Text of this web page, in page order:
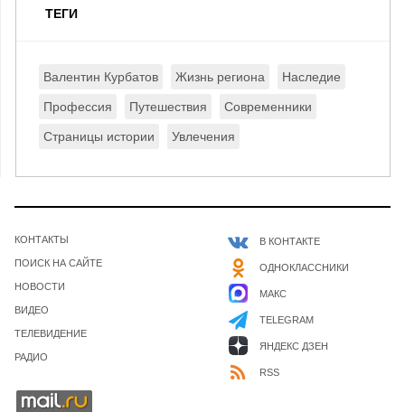
ТЕГИ
Валентин Курбатов Жизнь региона Наследие
Профессия Путешествия Современники
Страницы истории Увлечения
КОНТАКТЫ
ПОИСК НА САЙТЕ
НОВОСТИ
ВИДЕО
ТЕЛЕВИДЕНИЕ
РАДИО
В КОНТАКТЕ
ОДНОКЛАССНИКИ
МАКС
TELEGRAM
ЯНДЕКС ДЗЕН
RSS